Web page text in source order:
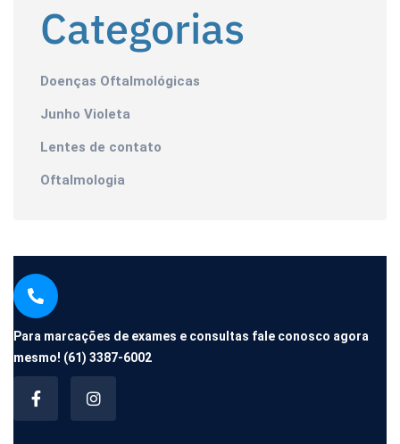
Categorias
Doenças Oftalmológicas
Junho Violeta
Lentes de contato
Oftalmologia
Para marcações de exames e consultas fale conosco agora
mesmo! (61) 3387-6002